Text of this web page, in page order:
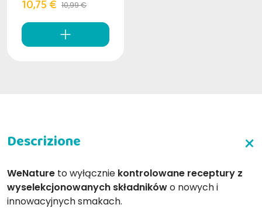
10,75 € 10,99 €
WeNature to wyłącznie kontrolowane receptury z
wyselekcjonowanych składnikówo nowych i
innowacyjnych smakach.